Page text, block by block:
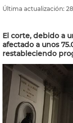
Última actualización:
El corte, debido a
afectado a unos
restableciendo